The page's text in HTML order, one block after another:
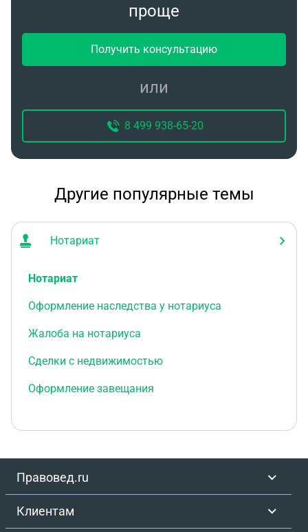
проще
Получить консультацию
или
8 499 938-65-20
Другие популярные темы
Нотариат
Нотариат
Оформление наследства у нотариуса
Жалоба на нотариуса
Сделки с недвижимостью
Оформление завещания
Правовед.ru
Клиентам